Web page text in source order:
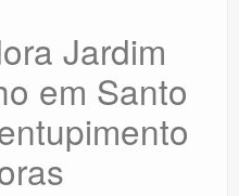
Jardim
em Santo